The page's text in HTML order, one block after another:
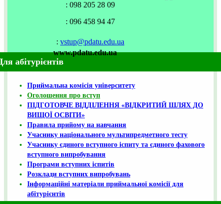
: 098 205 28 09
: 096 458 94 47
: vstup@pdatu.edu.ua
www.pdatu.edu.ua
абітурієнтів
Приймальна комісія університету
Оголошення про вступ
ПІДГОТОВЧЕ ВІДДІЛЕННЯ «ВІДКРИТИЙ ШЛЯХ ДО
ВИЩОЇ ОСВІТИ»
Правила прийому на навчання
Учаснику національного мультипредметного тесту
Учаснику єдиного вступного іспиту та єдиного фахового
вступного випробування
Програми вступних іспитів
Розклади вступних випробувань
Інформаційні матеріали приймальної комісії для
абітурієнтів